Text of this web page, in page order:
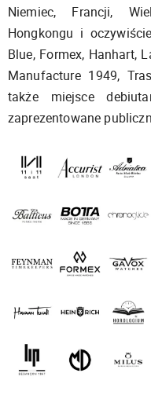
Niemiec, Francji,
Hongkongu i
Blue, Formex, Hanhart,
Manufacture 1949,
także miejsce
zaprezentowane